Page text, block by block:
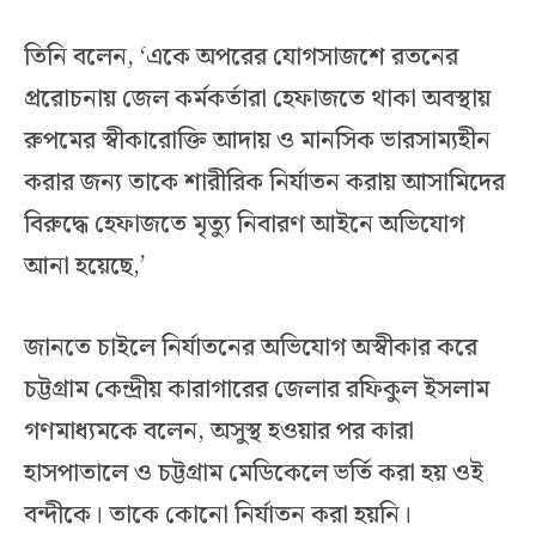
তিনি বলেন, ‘একে অপরের যোগসাজশে রতনের
প্ররোচনায় জেল কর্মকর্তারা হেফাজতে থাকা অবস্থায়
রুপমের স্বীকারোক্তি আদায় ও মানসিক ভারসাম্যহীন
করার জন্য তাকে শারীরিক নির্যাতন করায় আসামিদের
বিরুদ্ধে হেফাজতে মৃত্যু নিবারণ আইনে অভিযোগ
আনা হয়েছে,’
জানতে চাইলে নির্যাতনের অভিযোগ অস্বীকার করে
চট্টগ্রাম কেন্দ্রীয় কারাগারের জেলার রফিকুল ইসলাম
গণমাধ্যমকে বলেন, অসুস্থ হওয়ার পর কারা
হাসপাতালে ও চট্টগ্রাম মেডিকেলে ভর্তি করা হয় ওই
বন্দীকে। তাকে কোনো নির্যাতন করা হয়নি।